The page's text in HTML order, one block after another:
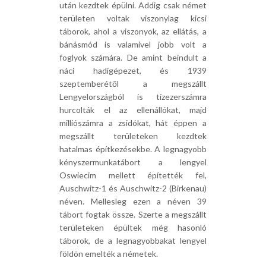
után kezdtek épülni. Addig csak német
területen voltak viszonylag kicsi
táborok, ahol a viszonyok, az ellátás, a
bánásmód is valamivel jobb volt a
foglyok számára. De amint beindult a
náci hadigépezet, és 1939
szeptemberétől a megszállt
Lengyelországból is tízezerszámra
hurcolták el az ellenállókat, majd
milliószámra a zsidókat, hát éppen a
megszállt területeken kezdtek
hatalmas építkezésekbe. A legnagyobb
kényszermunkatábort a lengyel
Oswiecim mellett építették fel,
Auschwitz-1 és Auschwitz-2 (Birkenau)
néven. Mellesleg ezen a néven 39
tábort fogtak össze. Szerte a megszállt
területeken épültek még hasonló
táborok, de a legnagyobbakat lengyel
földön emelték a németek.